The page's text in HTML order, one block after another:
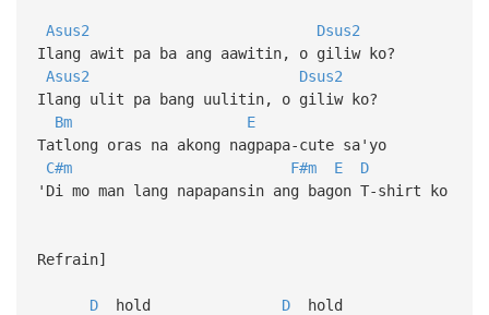
Asus2
Dsus2
Ilang awit pa ba ang aawitin, o giliw ko?
Asus2
Dsus2
Ilang ulit pa bang uulitin, o giliw ko?
Bm
E
Tatlong oras na akong nagpapa-cute sa'yo
C#m
F#m E
D
'Di mo man lang napapansin ang bagon T-shirt ko
Refrain]
Dhold Dhold